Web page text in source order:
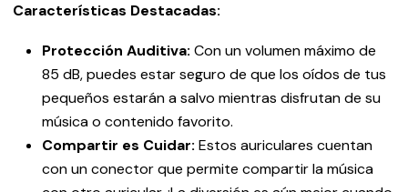
Características Destacadas:
Protección Auditiva: Con un volumen máximo de
85 dB, puedes estar seguro de que los oídos de tus
pequeños estarán a salvo mientras disfrutan de su
música o contenido favorito.
Compartir es Cuidar: Estos auriculares cuentan
con un conector que permite compartir la música